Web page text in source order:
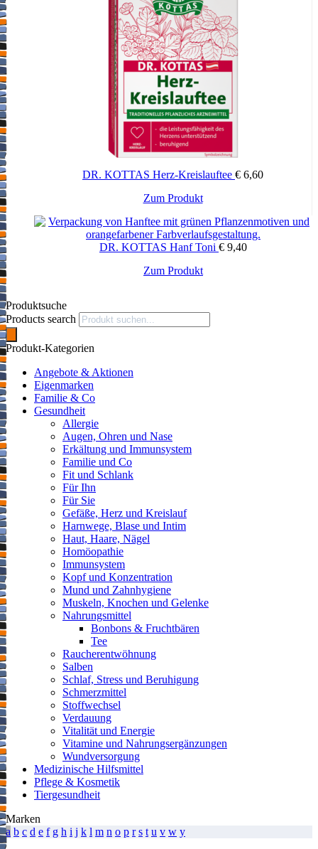
DR. KOTTAS Herz-Kreislauftee € 6,60
Zum Produkt
DR. KOTTAS Hanf Toni € 9,40
Zum Produkt
Produktsuche
Products search
Produkt-Kategorien
Angebote & Aktionen
Eigenmarken
Familie & Co
Gesundheit
Allergie
Augen, Ohren und Nase
Erkältung und Immunsystem
Familie und Co
Fit und Schlank
Für Ihn
Für Sie
Gefäße, Herz und Kreislauf
Harnwege, Blase und Intim
Haut, Haare, Nägel
Homöopathie
Immunsystem
Kopf und Konzentration
Mund und Zahnhygiene
Muskeln, Knochen und Gelenke
Nahrungsmittel
Bonbons & Fruchtbären
Tee
Raucherentwöhnung
Salben
Schlaf, Stress und Beruhigung
Schmerzmittel
Stoffwechsel
Verdauung
Vitalität und Energie
Vitamine und Nahrungsergänzungen
Wundversorgung
Medizinische Hilfsmittel
Pflege & Kosmetik
Tiergesundheit
Marken
a b c d e f g h i j k l m n o p r s t u v w y